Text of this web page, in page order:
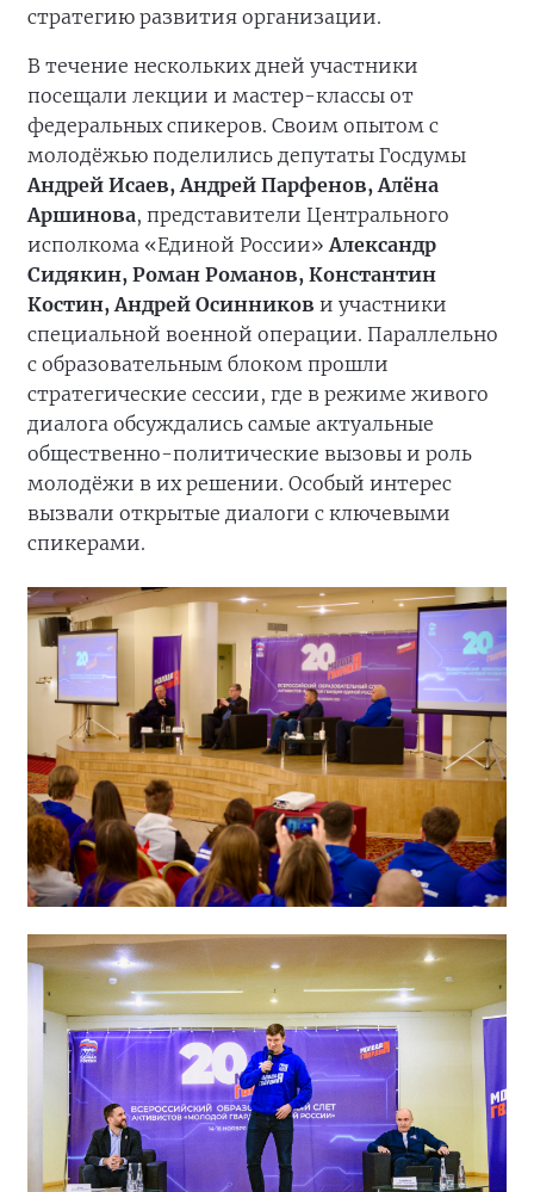
стратегию развития организации.
В течение нескольких дней участники
посещали лекции и мастер-классы от
федеральных спикеров. Своим опытом с
молодёжью поделились депутаты Госдумы
Андрей Исаев, Андрей Парфенов, Алёна
Аршинова, представители Центрального
исполкома «Единой России»Александр
Сидякин, Роман Романов, Константин
Костин, Андрей Осинников и участники
специальной военной операции. Параллельно
с образовательным блоком прошли
стратегические сессии, где в режиме живого
диалога обсуждались самые актуальные
общественно-политические вызовы и роль
молодёжи в их решении. Особый интерес
вызвали открытые диалоги с ключевыми
спикерами.